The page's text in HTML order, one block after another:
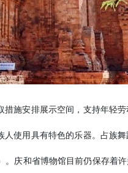
施安排展示空间，支持年轻
使用具有特色的乐器。占族
。庆和省博物馆目前仍保存着